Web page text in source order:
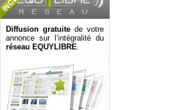
Diffusion gratuite de votre
annonce sur l’intégralité du
réseau EQUYLIBRE.